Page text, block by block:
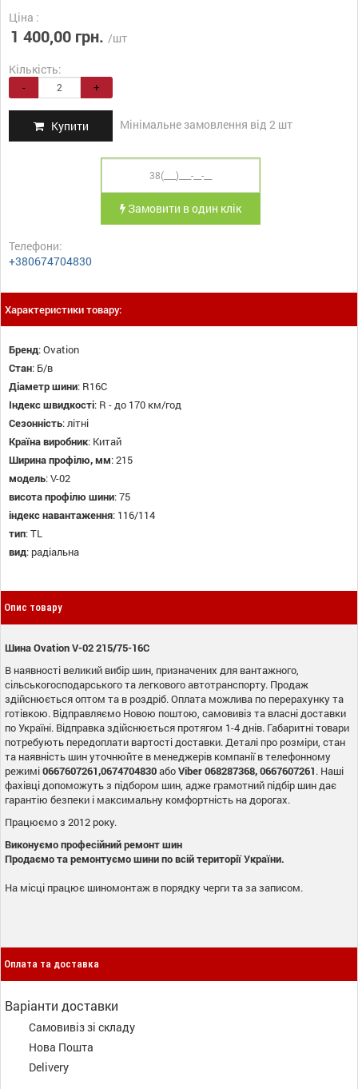
Ціна :
1 400,00 грн. /шт
Кількість:
- +
Купити Мінімальне замовлення від 2 шт
Замовити в один клік
Телефони:
+380674704830
Характеристики товару:
Бренд:Ovation
Стан: Б/в
Діаметр шини: R16C
Індекс швидкості: R - до 170 км/год
Сезонність: літні
Країна виробник: Китай
Ширина профілю, мм:215
модель:V-02
висота профілю шини:75
індекс навантаження: 116/114
тип:TL
вид: радіальна
Опис товару
Шина Ovation V-02 215/75-16C
В наявності великий вибір шин, призначених для вантажного,
сільськогосподарського та легкового автотранспорту. Продаж
здійснюється оптом та в роздріб. Оплата можлива по перерахунку та
готівкою. Відправляємо Новою поштою, самовивіз та власні доставки
по Україні. Відправка здійснюється протягом 1-4 днів. Габаритні товари
потребують передоплати вартості доставки. Деталі про розміри, стан
та наявність шин уточнюйте в менеджерів компанії в телефонному
режимі0667607261,0674704830абоViber068287368, 0667607261. Наші
фахівці допоможуть з підбором шин, адже грамотний підбір шин дає
гарантію безпеки і максимальну комфортність на дорогах.
Працюємо з 2012 року.
Виконуємо професійний ремонт шин
Продаємо та ремонтуємо шини по всій території України.
На місці працює шиномонтаж в порядку черги та за записом.
Оплата та доставка
Варіанти доставки
Самовивіз зі складу
Нова Пошта
Delivery